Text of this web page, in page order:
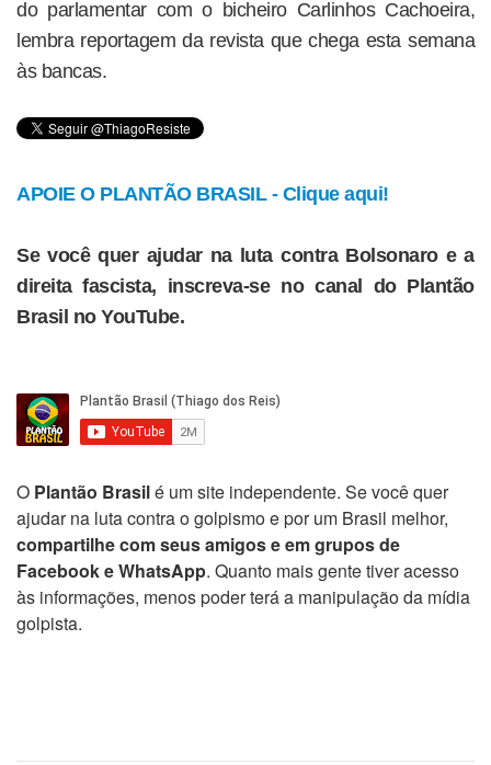
do parlamentar com o bicheiro Carlinhos Cachoeira,
lembra reportagem da revista que chega esta semana
às bancas.
APOIE O PLANTÃO BRASIL - Clique aqui!
Se você quer ajudar na luta contra Bolsonaro e a
direita fascista, inscreva-se no canal do Plantão
Brasil no YouTube.
O Plantão Brasilé um site independente. Se você quer
ajudar na luta contra o golpismo e por um Brasil melhor,
compartilhe com seus amigos e em grupos de
Facebook e WhatsApp. Quanto mais gente tiver acesso
às informações, menos poder terá a manipulação da mídia
golpista.